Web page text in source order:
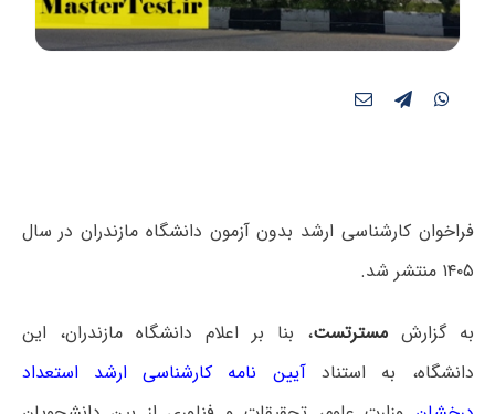
فراخوان کارشناسی ارشد بدون آزمون دانشگاه مازندران در سال
۱۴۰۵ منتشر شد.
به گزارشمسترتست، بنا بر اعلام دانشگاه مازندران، این
دانشگاه، به استنادآیین نامه کارشناسی ارشد استعداد